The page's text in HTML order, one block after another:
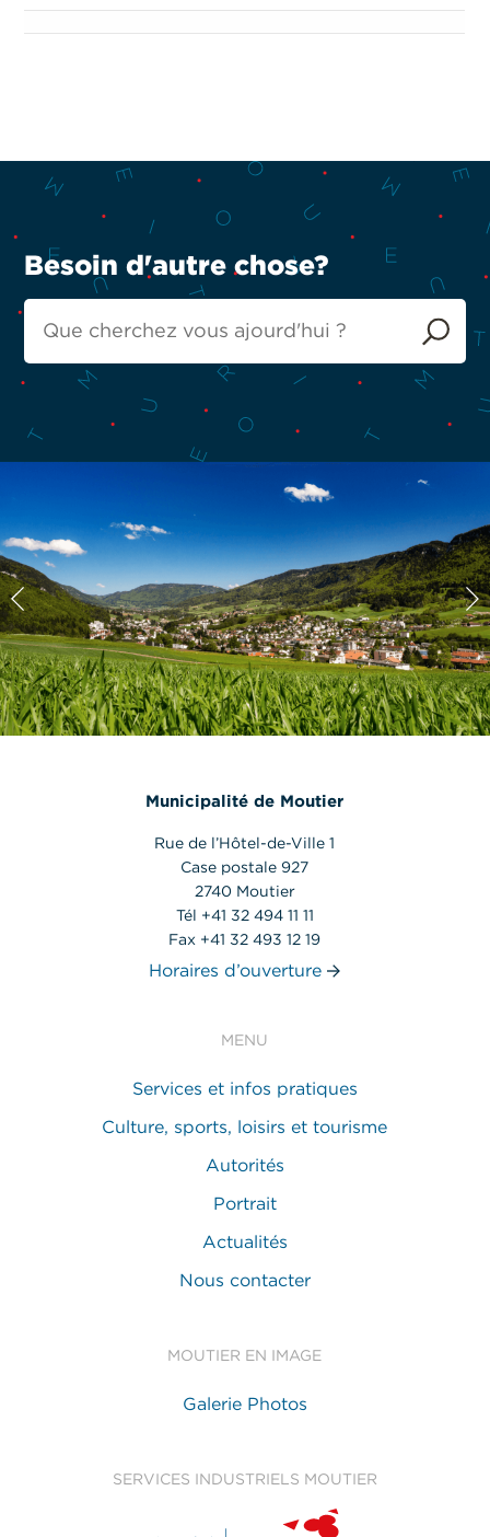
Besoin d'autre chose?
Municipalité de Moutier
Rue de l’Hôtel-de-Ville 1
Case postale 927
2740 Moutier
Tél +41 32 494 11 11
Fax +41 32 493 12 19
Horaires d’ouverture
MENU
Services et infos pratiques
Culture, sports, loisirs et tourisme
Autorités
Portrait
Actualités
Nous contacter
MOUTIER EN IMAGE
Galerie Photos
SERVICES INDUSTRIELS MOUTIER